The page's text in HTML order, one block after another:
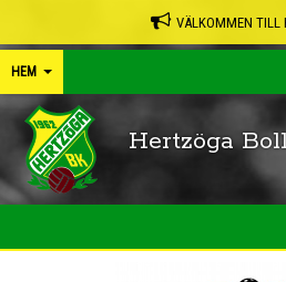
VÄLKOMMEN TILL
HEM
Hertzöga